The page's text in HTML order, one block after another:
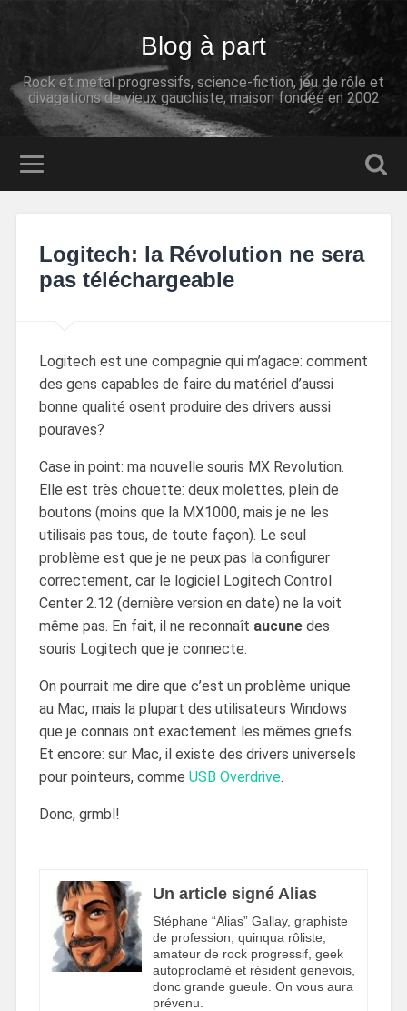
Blog à part
Rock et metal progressifs, science-fiction, jeu de rôle et
divagations de vieux gauchiste; maison fondée en 2002
Logitech: la Révolution ne sera
pas téléchargeable
Logitech est une compagnie qui m’agace: comment
des gens capables de faire du matériel d’aussi
bonne qualité osent produire des drivers aussi
pouraves?
Case in point: ma nouvelle souris MX Revolution.
Elle est très chouette: deux molettes, plein de
boutons (moins que la MX1000, mais je ne les
utilisais pas tous, de toute façon). Le seul
problème est que je ne peux pas la configurer
correctement, car le logiciel Logitech Control
Center 2.12 (dernière version en date) ne la voit
même pas. En fait, il ne reconnaît aucunedes
souris Logitech que je connecte.
On pourrait me dire que c’est un problème unique
au Mac, mais la plupart des utilisateurs Windows
que je connais ont exactement les mêmes griefs.
Et encore: sur Mac, il existe des drivers universels
pour pointeurs, comme USB Overdrive.
Donc, grmbl!
Un article signé Alias
Stéphane “Alias” Gallay, graphiste
de profession, quinqua rôliste,
amateur de rock progressif, geek
autoproclamé et résident genevois,
donc grande gueule. On vous aura
prévenu.